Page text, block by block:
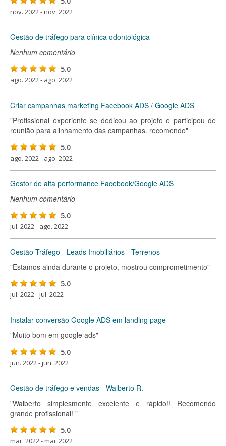
nov. 2022 - nov. 2022
Gestão de tráfego para clínica odontológica
Nenhum comentário
5.0
ago. 2022 - ago. 2022
Criar campanhas marketing Facebook ADS / Google ADS
"Profissional experiente se dedicou ao projeto e participou de
reunião para alinhamento das campanhas. recomendo"
5.0
ago. 2022 - ago. 2022
Gestor de alta performance Facebook/Google ADS
Nenhum comentário
5.0
jul. 2022 - ago. 2022
Gestão Tráfego - Leads Imobiliários - Terrenos
"Estamos ainda durante o projeto, mostrou comprometimento"
5.0
jul. 2022 - jul. 2022
Instalar conversão Google ADS em landing page
"Muito bom em google ads"
5.0
jun. 2022 - jun. 2022
Gestão de tráfego e vendas - Walberto R.
"Walberto simplesmente excelente e rápido!! Recomendo
grande profissional! "
5.0
mar. 2022 - mai. 2022